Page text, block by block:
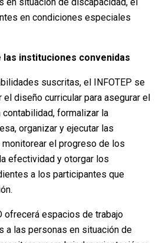
en condiciones especiales
las instituciones convenidas
suscritas, el INFOTEP se
diseño curricular para asegurar el
formalizar la
organizar y ejecutar las
el progreso de los
efectividad y otorgar los
a los participantes que
ofrecerá espacios de trabajo
a las personas en situación de